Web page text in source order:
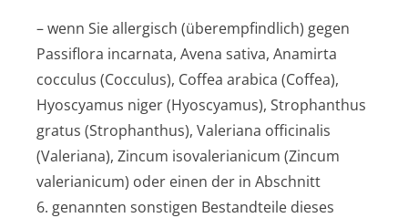
– wenn Sie allergisch (überempfindlich) gegen
Passiflora incarnata, Avena sativa, Anamirta
cocculus (Cocculus), Coffea arabica (Coffea),
Hyoscyamus niger (Hyoscyamus), Strophanthus
gratus (Strophanthus), Valeriana officinalis
(Valeriana), Zincum isovalerianicum (Zincum
valerianicum) oder einen der in Abschnitt
6. genannten sonstigen Bestandteile dieses